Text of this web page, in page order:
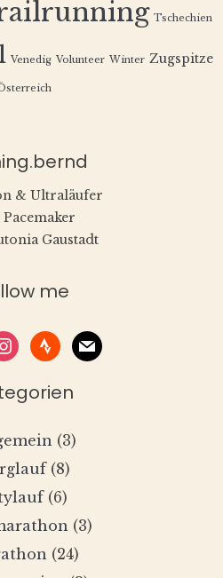
Tschechien
Venedig Volunteer Winter Zugspitze
& Ultraläufer
Pacemaker
Gaustadt
me
stravamail
(3)
(8)
(6)
(3)
(24)